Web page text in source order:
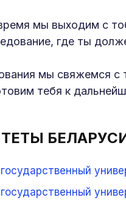
мы выходим с
где ты
мы свяжемся с
тебя к